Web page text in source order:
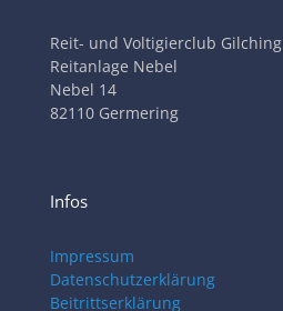
Reit- und Voltigierclub Gilching
Reitanlage Nebel
Nebel 14
82110 Germering
Infos
Impressum
Datenschutzerklärung
Beitrittserklärung